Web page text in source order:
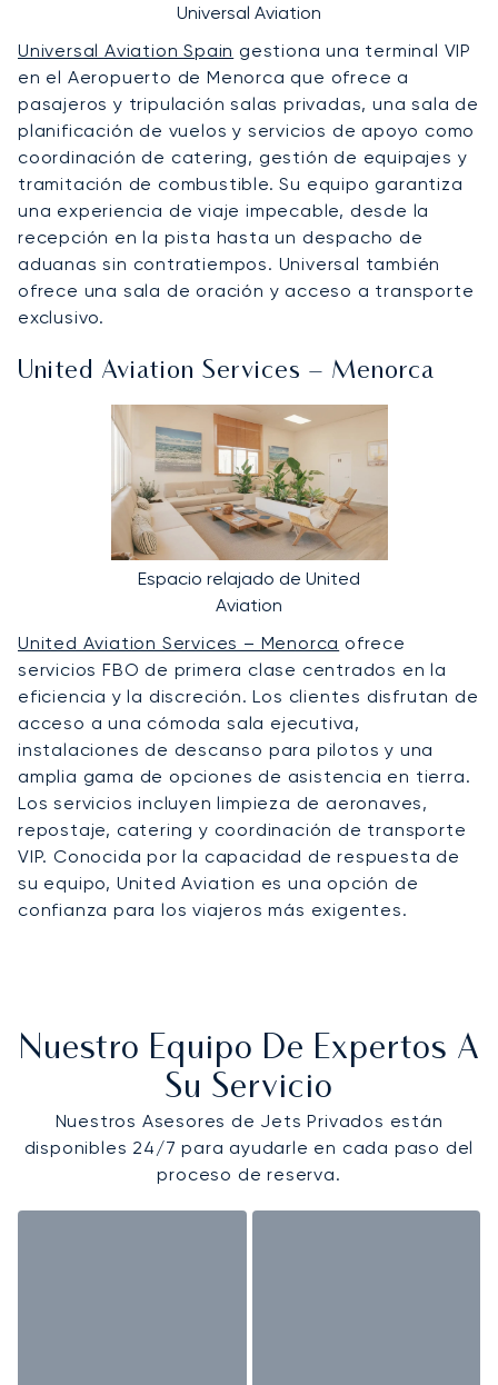
Universal Aviation
Universal Aviation Spain gestiona una terminal VIP
en el Aeropuerto de Menorca que ofrece a
pasajeros y tripulación salas privadas, una sala de
planificación de vuelos y servicios de apoyo como
coordinación de catering, gestión de equipajes y
tramitación de combustible. Su equipo garantiza
una experiencia de viaje impecable, desde la
recepción en la pista hasta un despacho de
aduanas sin contratiempos. Universal también
ofrece una sala de oración y acceso a transporte
exclusivo.
United Aviation Services – Menorca
Espacio relajado de United
Aviation
United Aviation Services – Menorca ofrece
servicios FBO de primera clase centrados en la
eficiencia y la discreción. Los clientes disfrutan de
acceso a una cómoda sala ejecutiva,
instalaciones de descanso para pilotos y una
amplia gama de opciones de asistencia en tierra.
Los servicios incluyen limpieza de aeronaves,
repostaje, catering y coordinación de transporte
VIP. Conocida por la capacidad de respuesta de
su equipo, United Aviation es una opción de
confianza para los viajeros más exigentes.
Nuestro Equipo De Expertos A
Su Servicio
Nuestros Asesores de Jets Privados están
disponibles 24/7 para ayudarle en cada paso del
proceso de reserva.